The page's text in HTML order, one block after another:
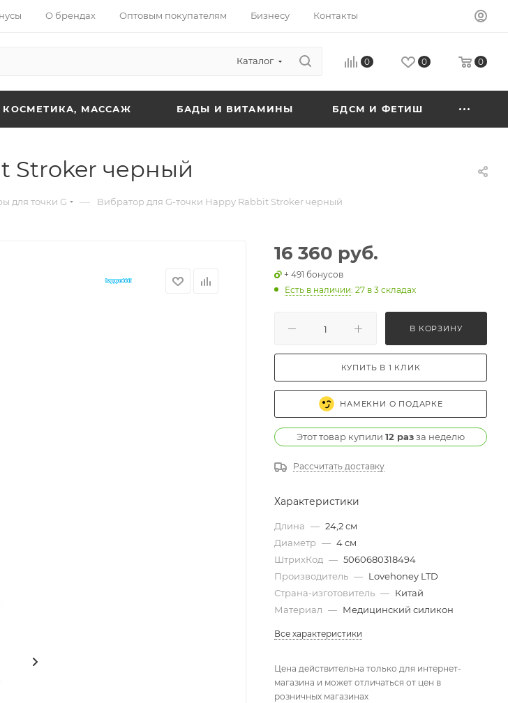
О брендах Оптовым покупателям Бизнесу Контакты
Каталог 0 0 0
КОСМЕТИКА, МАССАЖ БАДЫ И ВИТАМИНЫ БДСМ И ФЕТИШ
Stroker черный
для точки G — Вибратор для G-точки Happy Rabbit Stroker черный
16 360 руб.
+ 491 бонусов
Есть в наличии: 27 в 3 складах
В КОРЗИНУ
КУПИТЬ В 1 КЛИК
НАМЕКНИ О ПОДАРКЕ
Этот товар купили 12 разза неделю
Рассчитать доставку
Характеристики
Длина — 24,2 см
Диаметр — 4 см
ШтрихКод — 5060680318494
Производитель — Lovehoney LTD
Страна-изготовитель — Китай
Материал — Медицинский силикон
Все характеристики
Цена действительна только для интернет-
магазина и может отличаться от цен в
розничных магазинах